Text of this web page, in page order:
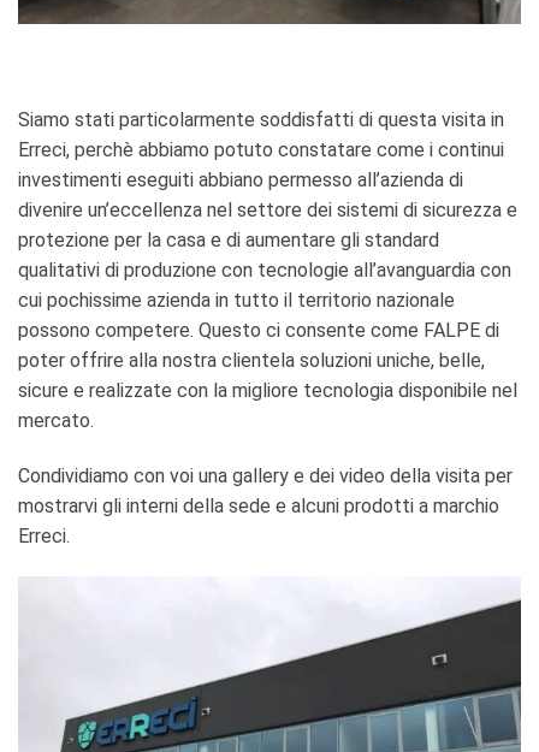
Siamo stati particolarmente soddisfatti di questa visita in
Erreci, perchè abbiamo potuto constatare come i continui
investimenti eseguiti abbiano permesso all’azienda di
divenire un’eccellenza nel settore dei sistemi di sicurezza e
protezione per la casa e di aumentare gli standard
qualitativi di produzione con tecnologie all’avanguardia con
cui pochissime azienda in tutto il territorio nazionale
possono competere. Questo ci consente come FALPE di
poter offrire alla nostra clientela soluzioni uniche, belle,
sicure e realizzate con la migliore tecnologia disponibile nel
mercato.
Condividiamo con voi una gallery e dei video della visita per
mostrarvi gli interni della sede e alcuni prodotti a marchio
Erreci.